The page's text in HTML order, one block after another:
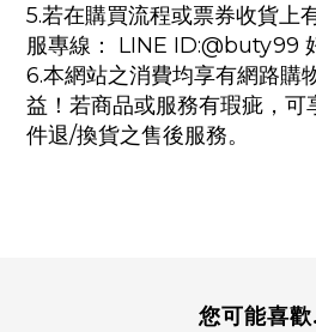
5.若在購買流程或票券收貨上
服專線： LINE ID:@buty99
6.本網站之消費均享有網路購
益！若商品或服務有瑕疵，可
件退/換貨之售後服務。
您可能喜